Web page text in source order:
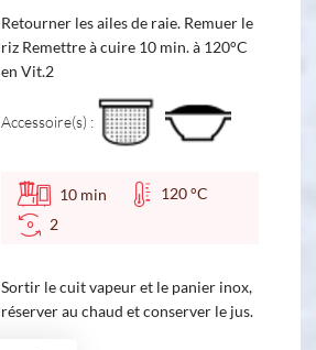
Retourner les ailes de raie. Remuer le
riz Remettre à cuire 10 min. à 120°C
en Vit.2
Accessoire(s) :
10 min
120 °C
2
Sortir le cuit vapeur et le panier inox,
réserver au chaud et conserver le jus.